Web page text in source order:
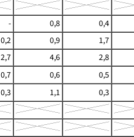
- 0,8
0,4
0,2 0,9
1,7
2,7 4,6
2,8
0,7 0,6
0,5
0,3 1,1
0,3